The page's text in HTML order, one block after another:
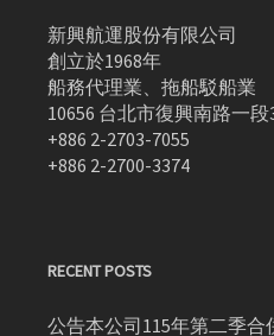
新興航運股份有限公司
創立於1968年
船務代理業、拖船駁船業
10656 台北市復興南路一段
+886 2-2703-7055
+886 2-2700-3374
RECENT POSTS
公告本公司115年第二季